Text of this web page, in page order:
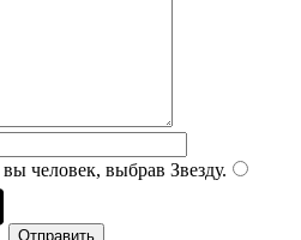
человек, выбрав Звезду.